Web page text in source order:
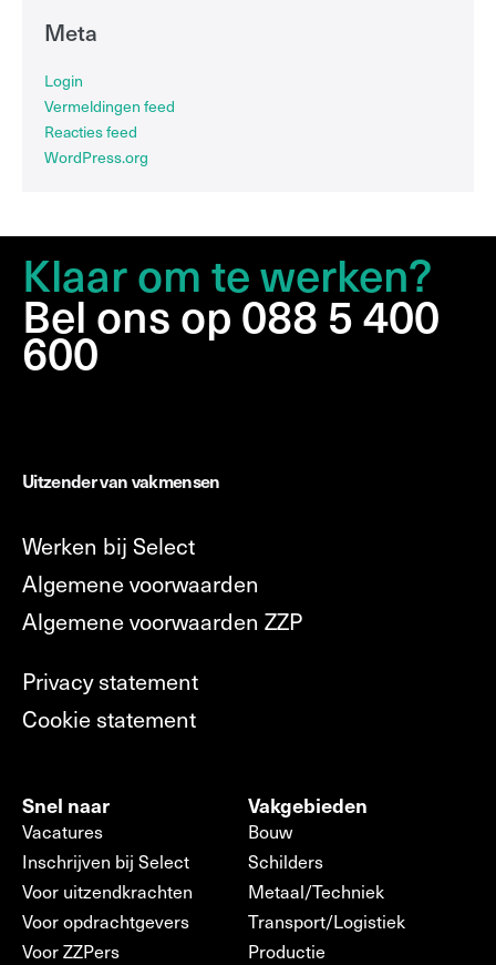
Meta
Login
Vermeldingen feed
Reacties feed
WordPress.org
Klaar om te werken?
Bel ons op 088 5 400
600
Uitzender van vakmensen
Werken bij Select
Algemene voorwaarden
Algemene voorwaarden ZZP
Privacy statement
Cookie statement
Snel naar
Vacatures
Inschrijven bij Select
Voor uitzendkrachten
Voor opdrachtgevers
Voor ZZPers
Vakgebieden
Bouw
Schilders
Metaal/Techniek
Transport/Logistiek
Productie